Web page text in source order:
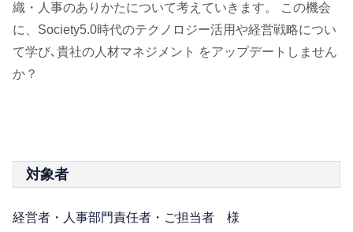
織・人事のありかたについて考えていきます。 この機会
に、Society5.0時代のテクノロジー活用や経営戦略につい
て学び､貴社の人材マネジメント をアップデートしません
か？
対象者
経営者・人事部門責任者・ご担当者 様